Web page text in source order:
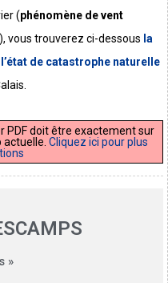
(phénomène de vent
), vous trouverez ci-dessous la
de catastrophe naturelle
PDF doit être exactement sur
Cliquez ici pour plus
»